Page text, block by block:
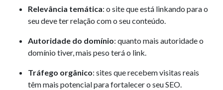
Relevância temática: o site que está linkando para o
seu deve ter relação com o seu conteúdo.
Autoridade do domínio: quanto mais autoridade o
domínio tiver, mais peso terá o link.
Tráfego orgânico: sites que recebem visitas reais
têm mais potencial para fortalecer o seu SEO.